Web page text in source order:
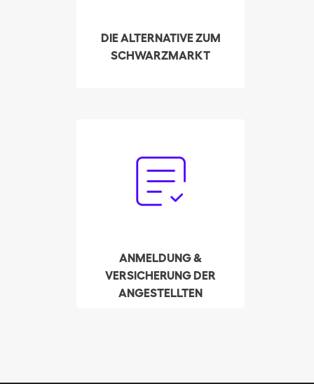
DIE ALTERNATIVE ZUM
SCHWARZMARKT
zu neuen Arbeitgebern
zu finden.
ANMELDUNG &
VERSICHERUNG DER
ANGESTELLTEN
Papierkram. Unser
Treuhandservice
kümmert sich in Ihrem